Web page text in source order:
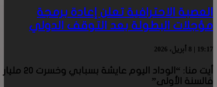
العصبة الاحترافية تعلن إعادة برمجة
مؤجلات البطولة بعد التوقف الدولي
19:17 | 8 أبريل، 2026
أيت منا: “الوداد اليوم عايشة بسبابي وخسرت 20 مليار
فالسنة الأولى”